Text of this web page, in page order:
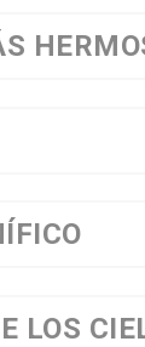
LOS